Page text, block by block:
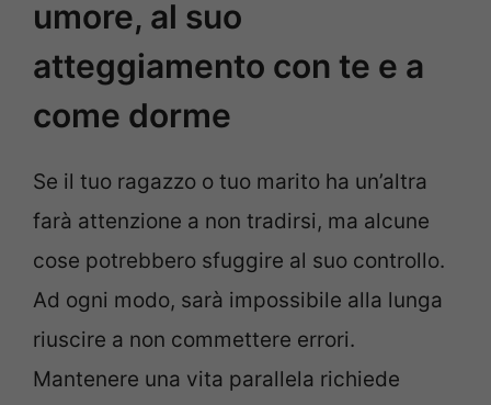
umore, al suo
atteggiamento con te e a
come dorme
Se il tuo ragazzo o tuo marito ha un’altra
farà attenzione a non tradirsi, ma alcune
cose potrebbero sfuggire al suo controllo.
Ad ogni modo, sarà impossibile alla lunga
riuscire a non commettere errori.
Mantenere una vita parallela richiede